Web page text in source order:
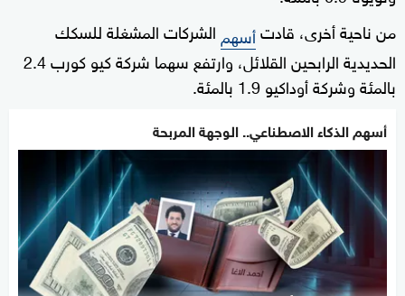
من ناحية أخرى، قادتأسهم الشركات المشغلة للسكك
الحديدية الرابحين القلائل، وارتفع سهما شركة كيو كورب 2.4
بالمئة وشركة أوداكيو 1.9 بالمئة.
أسهم الذكاء الاصطناعي.. الوجهة المربحة